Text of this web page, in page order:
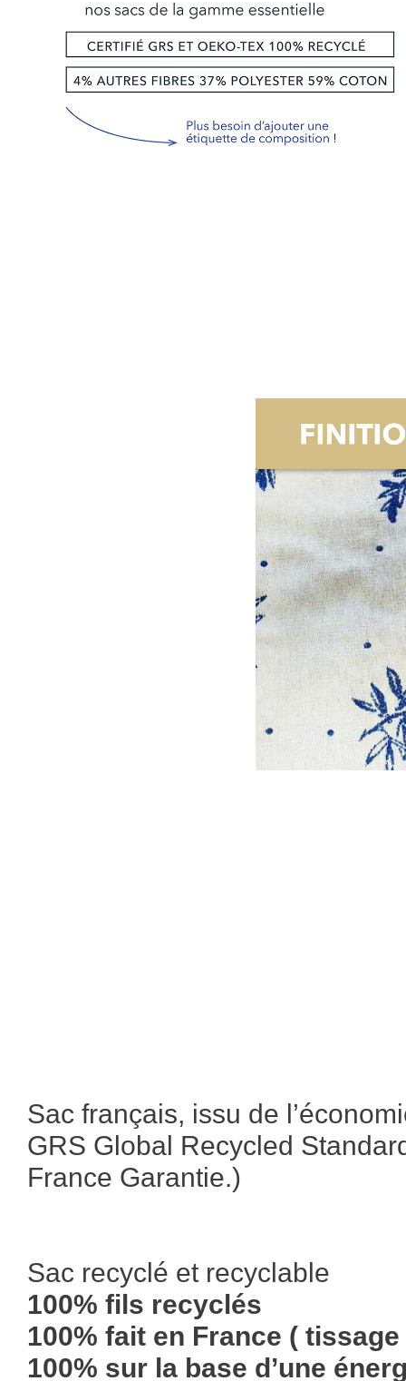
Sac français, issu de
GRS Global Recycled
France Garantie.)
Sac recyclé et recyclable
100% fils recyclés
100% fait en France (
100% sur la base d’une